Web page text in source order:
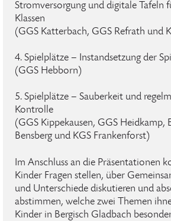
Stromversorgung und digitale Tafeln
Klassen
(GGS Katterbach, GGS Refrath und
4. Spielplätze – Instandsetzung der
(GGS Hebborn)
5. Spielplätze – Sauberkeit und
Kontrolle
(GGS Kippekausen, GGS Heidkamp,
Bensberg und KGS Frankenforst)
Im Anschluss an die Präsentationen
Kinder Fragen stellen, über
und Unterschiede diskutieren und
abstimmen, welche zwei Themen
Kinder in Bergisch Gladbach